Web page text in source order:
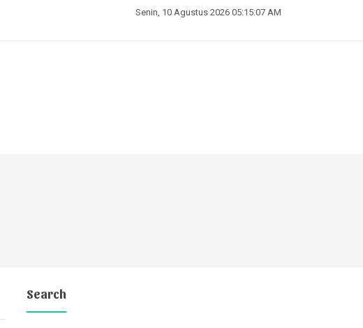
Senin, 10 Agustus 2026 05:15:08 AM
Search